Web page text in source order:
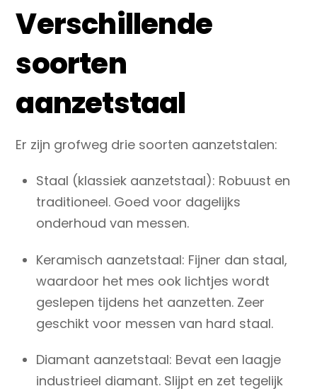
Verschillende
soorten
aanzetstaal
Er zijn grofweg drie soorten aanzetstalen:
Staal (klassiek aanzetstaal): Robuust en
traditioneel. Goed voor dagelijks
onderhoud van messen.
Keramisch aanzetstaal: Fijner dan staal,
waardoor het mes ook lichtjes wordt
geslepen tijdens het aanzetten. Zeer
geschikt voor messen van hard staal.
Diamant aanzetstaal: Bevat een laagje
industrieel diamant. Slijpt en zet tegelijk